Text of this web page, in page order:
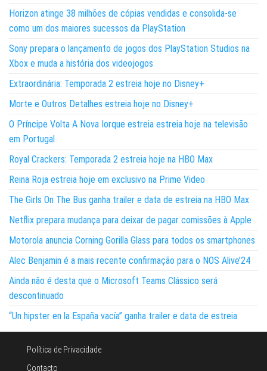
Horizon atinge 38 milhões de cópias vendidas e consolida-se
como um dos maiores sucessos da PlayStation
Sony prepara o lançamento de jogos dos PlayStation Studios na
Xbox e muda a história dos videojogos
Extraordinária: Temporada 2 estreia hoje no Disney+
Morte e Outros Detalhes estreia hoje no Disney+
O Príncipe Volta A Nova Iorque estreia estreia hoje na televisão
em Portugal
Royal Crackers: Temporada 2 estreia hoje na HBO Max
Reina Roja estreia hoje em exclusivo na Prime Video
The Girls On The Bus ganha trailer e data de estreia na HBO Max
Netflix prepara mudança para deixar de pagar comissões à Apple
Motorola anuncia Corning Gorilla Glass para todos os smartphones
Alec Benjamin é a mais recente confirmação para o NOS Alive’24
Ainda não é desta que o Microsoft Teams Clássico será
descontinuado
“Un hipster en la España vacía” ganha trailer e data de estreia
Política de Privacidade
Contacto